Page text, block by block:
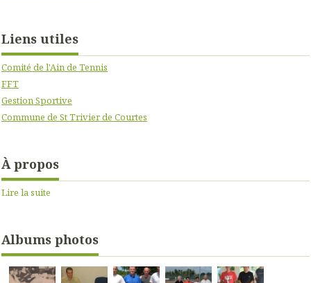
Liens utiles
Comité de l'Ain de Tennis
FFT
Gestion Sportive
Commune de St Trivier de Courtes
À propos
Lire la suite
Albums photos